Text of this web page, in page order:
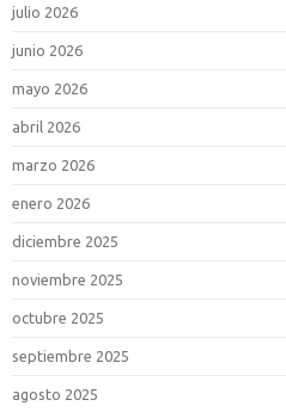
julio 2026
junio 2026
mayo 2026
abril 2026
marzo 2026
enero 2026
diciembre 2025
noviembre 2025
octubre 2025
septiembre 2025
agosto 2025